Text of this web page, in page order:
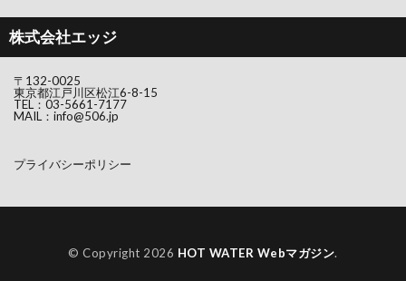
株式会社エッジ
〒132-0025
東京都江戸川区松江6-8-15
TEL： 03-5661-7177
MAIL： info@506.jp
プライバシーポリシー
© Copyright 2026 HOT WATER Webマガジン.